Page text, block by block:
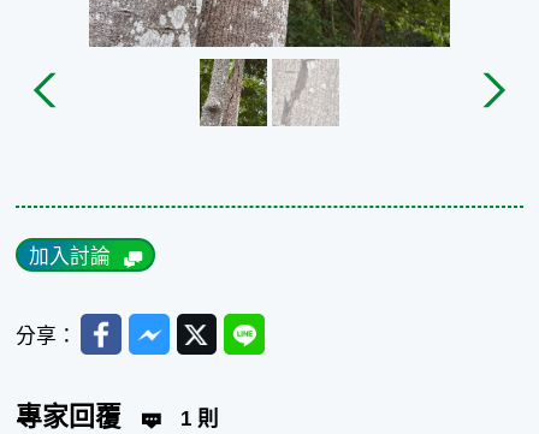
加入討論
分享： FacebookMessenger
TwitterLine
專家回覆 1 則